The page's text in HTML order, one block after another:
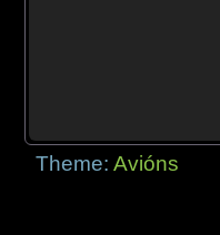
Theme:Avións